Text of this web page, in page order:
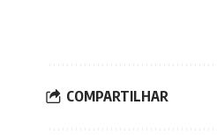
COMPARTILHAR